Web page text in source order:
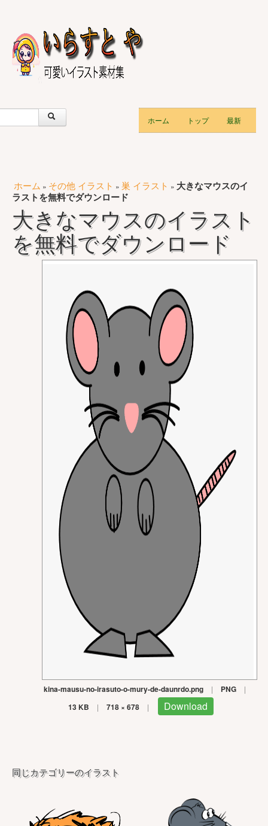
ホーム トップ 最新
ホーム » その他 イラスト » 巣 イラスト » 大きなマウスのイ
ラストを無料でダウンロード
大きなマウスのイラスト
を無料でダウンロード
kina-mausu-no-irasuto-o-mury-de-daunrdo.png | PNG |
13 KB | 718 × 678 | Download
同じカテゴリーのイラスト